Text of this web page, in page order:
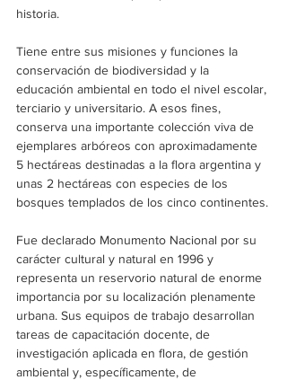
historia.
Tiene entre sus misiones y funciones la
conservación de biodiversidad y la
educación ambiental en todo el nivel escolar,
terciario y universitario. A esos fines,
conserva una importante colección viva de
ejemplares arbóreos con aproximadamente
5 hectáreas destinadas a la flora argentina y
unas 2 hectáreas con especies de los
bosques templados de los cinco continentes.
Fue declarado Monumento Nacional por su
carácter cultural y natural en 1996 y
representa un reservorio natural de enorme
importancia por su localización plenamente
urbana. Sus equipos de trabajo desarrollan
tareas de capacitación docente, de
investigación aplicada en flora, de gestión
ambiental y, específicamente, de